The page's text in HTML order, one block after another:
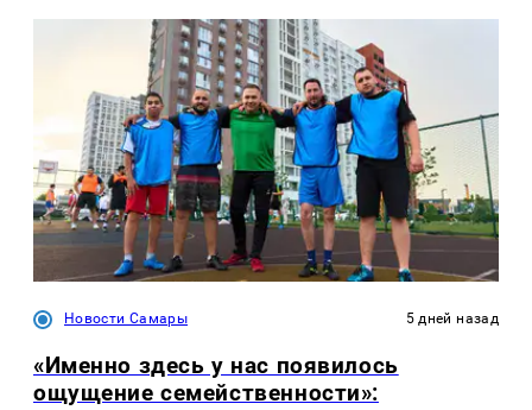
Новости Самары 5 дней назад
«Именно здесь у нас появилось
ощущение семейственности»: